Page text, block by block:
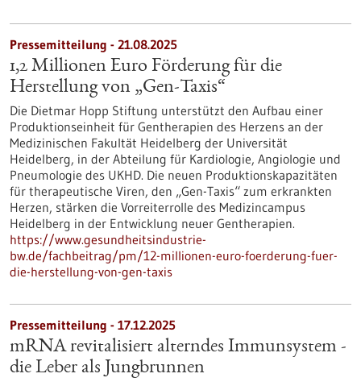
Pressemitteilung - 21.08.2025
1,2 Millionen Euro Förderung für die
Herstellung von „Gen-Taxis“
Die Dietmar Hopp Stiftung unterstützt den Aufbau einer
Produktionseinheit für Gentherapien des Herzens an der
Medizinischen Fakultät Heidelberg der Universität
Heidelberg, in der Abteilung für Kardiologie, Angiologie und
Pneumologie des UKHD. Die neuen Produktionskapazitäten
für therapeutische Viren, den „Gen-Taxis“ zum erkrankten
Herzen, stärken die Vorreiterrolle des Medizincampus
Heidelberg in der Entwicklung neuer Gentherapien.
https://www.gesundheitsindustrie-
bw.de/fachbeitrag/pm/12-millionen-euro-foerderung-fuer-
die-herstellung-von-gen-taxis
Pressemitteilung - 17.12.2025
mRNA revitalisiert alterndes Immunsystem -
die Leber als Jungbrunnen